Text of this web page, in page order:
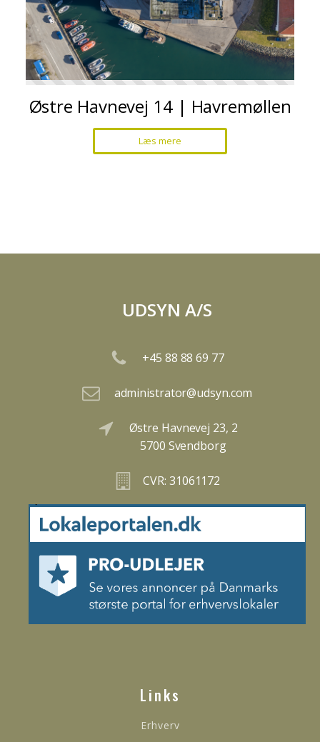
Østre Havnevej 14 | Havremøllen
Læs mere
UDSYN A/S
+45 88 88 69 77
administrator@udsyn.com
Østre Havnevej 23, 2
5700 Svendborg
CVR: 31061172
Links
Erhverv